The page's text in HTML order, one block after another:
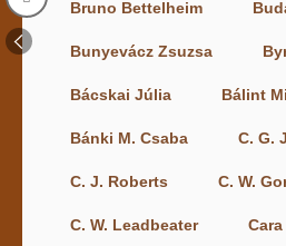
Bruno Bettelheim
Bunyevácz Zsuzsa
Bácskai Júlia Bálint
Bánki M. Csaba C. G.
C. J. Roberts C. W.
C. W. Leadbeater